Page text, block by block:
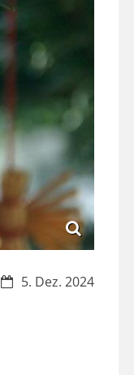
Datum:5. Dez. 2024